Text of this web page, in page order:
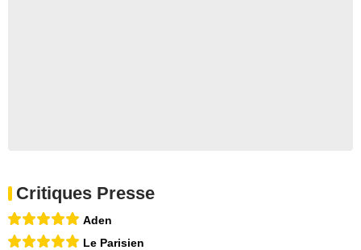
Critiques Presse
Aden
Le Parisien